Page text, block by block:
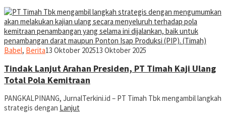
Babel, Beritajurnal
13 Oktober 202513 Oktober 2025
Tindak Lanjut Arahan Presiden, PT Timah Kaji Ulang
Total Pola Kemitraan
PANGKALPINANG, JurnalTerkini.id – PT Timah Tbk mengambil langkah
strategis dengan Lanjut